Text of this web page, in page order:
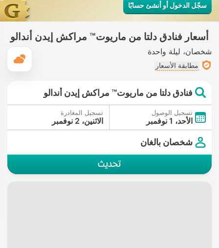
سجّل الدخول أو أنشئ حسابًا
أسعار فنادق دلتا من ماريوت™ مراكش إيدن أندالو
شخصان ليلة واحدة
مطابقة الأسعار
فنادق دلتا من ماريوت™ مراكش إيدن أندالو
تسجيل الوصول
الأحد، 1 نوفمبر
تسجيل المغادرة
الاثنين، 2 نوفمبر
شخصان بالغان
تحديث